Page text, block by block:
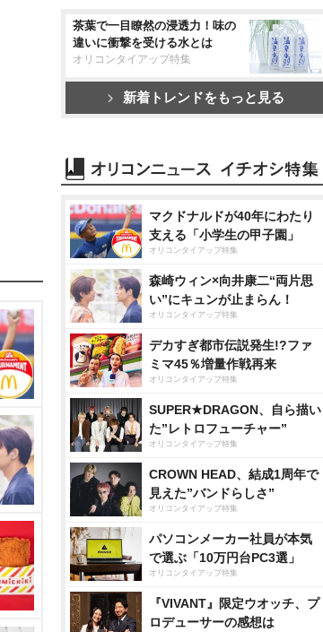
茶葉で一目瞭然の浸透力！味の
違いに衝撃を受ける水とは
オリコンタイアップ特集
新着トレンドをもっと見る
マクドナルドが40年にわたり
支える「小学生の甲子園」
オリコンタイアップ特集
森崎ウィン×向井康二“両片思
い”にキュンが止まらん！
オリコンタイアップ特集
デカすぎ都市伝説発生!?ファ
ミマ45％増量作戦再来
オリコンタイアップ特集
SUPER★DRAGON、自ら描い
た”レトロフューチャー”
オリコンタイアップ特集
CROWN HEAD、結成1周年で
見えた”バンドらしさ”
オリコンタイアップ特集
パソコンメーカー社員が本気
で選ぶ「10万円台PC3選」
オリコンタイアップ特集
『VIVANT』限定ウオッチ、プ
ロデューサーの感想は